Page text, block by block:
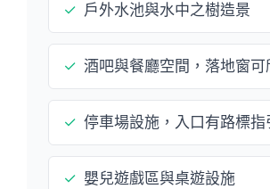
✓ 戶外水池與水中之樹造景
✓ 酒吧與餐廳空間，落地窗可
✓ 停車場設施，入口有路標指
✓ 嬰兒遊戲區與桌遊設施